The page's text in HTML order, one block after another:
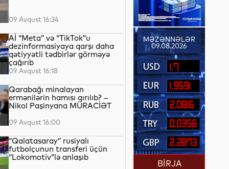
09 Avqust 16:34
Aİ “Meta” və “TikTok”u
dezinformasiyaya qarşı daha
qətiyyətli tədbirlər görməyə
çağırıb
09 Avqust 16:18
Qarabağı minalayan
ermənilərin hamısı qırılıb? –
Nikol Paşinyana MÜRACİƏT
09 Avqust 16:00
“Qalatasaray” rusiyalı
futbolçunun transferi üçün
“Lokomotiv”lə anlaşıb
MƏZƏNNƏLƏR
09.08.2026
1.7
1.9591
2.0816
0.0356
2.2873
BİRJA